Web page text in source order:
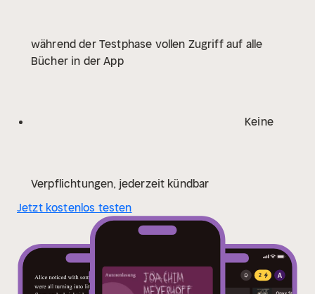
aber diese gemeinsamen Wochen werden zu einer
besonderen Zeit. Der Sohn klinkt sich ein in den
Ungekürzte Live-
während der Testphase vollen Zugriff auf alle
Bücher in der App
Keine
Verpflichtungen, jederzeit kündbar
Jetzt kostenlos testen